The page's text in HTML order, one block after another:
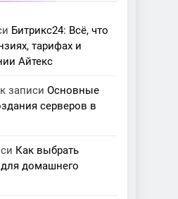
Битрикс24: Всё, что
тарифах и
Айтекс
к записи Основные
серверов в
Как выбрать
домашнего